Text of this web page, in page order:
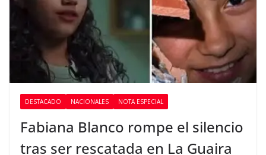
DESTACADO NACIONALES NOTA ESPECIAL
Fabiana Blanco rompe el silencio
tras ser rescatada en La Guaira